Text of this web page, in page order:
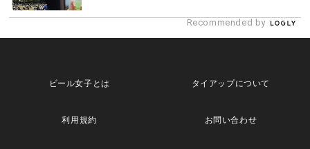
Recommended by
ビール女子とは タイアップについて
利用規約 お問い合わせ